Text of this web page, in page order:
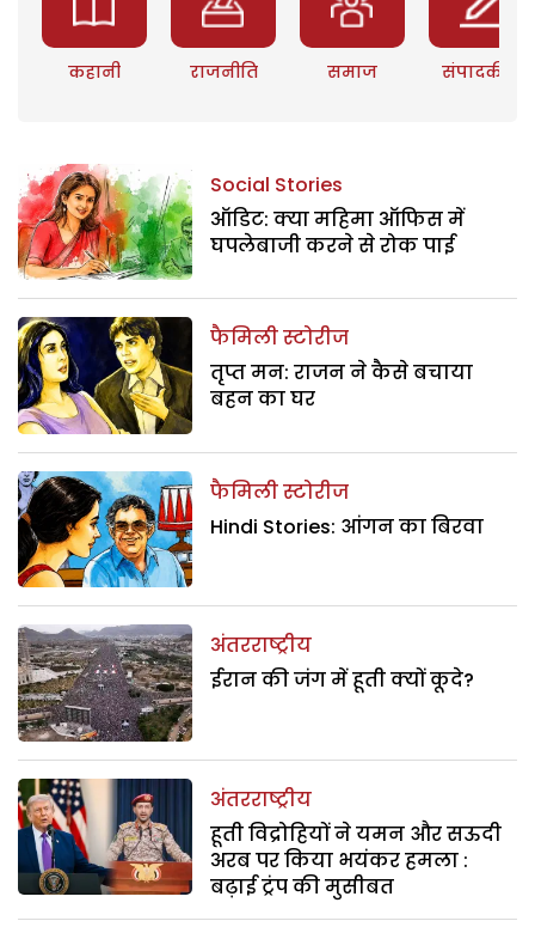
कहानी राजनीति समाज संपादकीय
Social Stories
ऑडिट: क्या महिमा ऑफिस में
घपलेबाजी करने से रोक पाई
फैमिली स्टोरीज
तृप्त मन: राजन ने कैसे बचाया
बहन का घर
फैमिली स्टोरीज
Hindi Stories: आंगन का बिरवा
अंतरराष्ट्रीय
ईरान की जंग में हूती क्यों कूदे?
अंतरराष्ट्रीय
हूती विद्रोहियों ने यमन और सऊदी
अरब पर किया भयंकर हमला :
बढ़ाई ट्रंप की मुसीबत